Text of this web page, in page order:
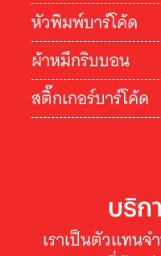
หัวพิมพ์บาร์โค้ด
ผ้าหมึกริบบอน
สติ๊กเกอร์บาร์โค้ด
บริก
เราเป็นตัวแทน